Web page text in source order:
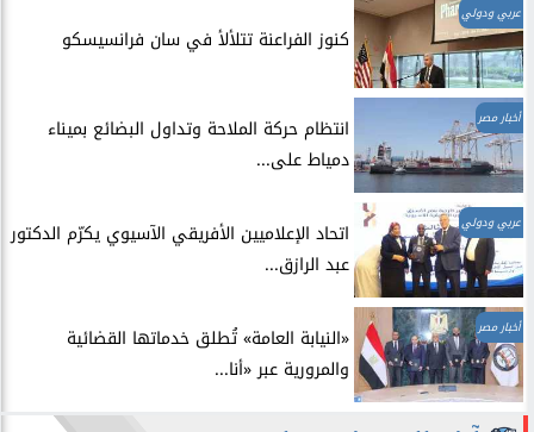
عربي ودولي
​كنوز الفراعنة تتلألأ في سان فرانسيسكو
أخبار مصر
انتظام حركة الملاحة وتداول البضائع بميناء
دمياط على...
عربي ودولي
اتحاد الإعلاميين الأفريقي الآسيوي يكرّم الدكتور
عبد الرازق...
أخبار مصر
​«النيابة العامة» تُطلق خدماتها القضائية
والمرورية عبر «أنا...